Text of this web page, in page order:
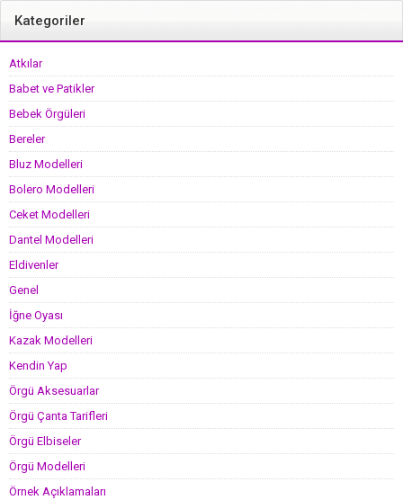
Kategoriler
Atkılar
Babet ve Patikler
Bebek Örgüleri
Bereler
Bluz Modelleri
Bolero Modelleri
Ceket Modelleri
Dantel Modelleri
Eldivenler
Genel
İğne Oyası
Kazak Modelleri
Kendin Yap
Örgü Aksesuarlar
Örgü Çanta Tarifleri
Örgü Elbiseler
Örgü Modelleri
Örnek Açıklamaları